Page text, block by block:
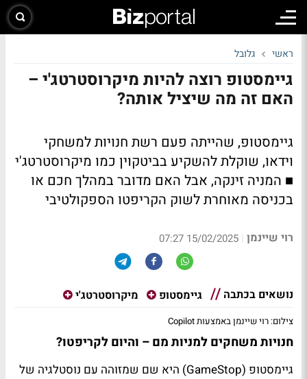
ראשי גלובל
גיימסטופ רוצה להיות מיקרוסטרטג'י –
האם זה מה שיציל אותה?
גיימסטופ, שהייתה פעם רשת חנויות למשחקי
וידאו, שוקלת להשקיע בביטקוין כמו מיקרוסטרטג'י
■ המניה זינקה, אבל האם מדובר במהלך חכם או
בכניסה מאוחרת לשוק הקריפטו הספקולטיבי
רוי שיינמן |
15/02/2025 07:27
נושאים בכתבה גיימסטופ מיקרוסטרטג'י
צילום: רוי שיינמן באמצעות Copilot
חנויות משחקים למניות מם – והיום לקריפטו?
גיימסטופ (GameStop) היא שם שמזוהה עם נוסטלגיה של